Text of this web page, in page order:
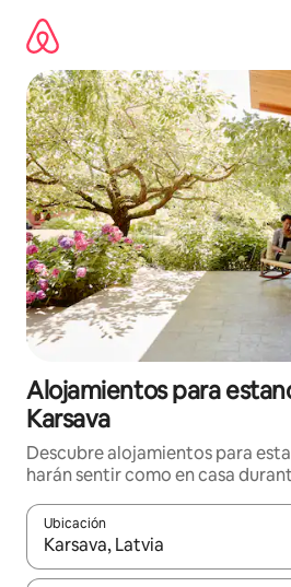
contenido
Alojamientos para
Karsava
Descubre alojamientos para
harán sentir como en casa
Ubicación
Cuando los resultados estén